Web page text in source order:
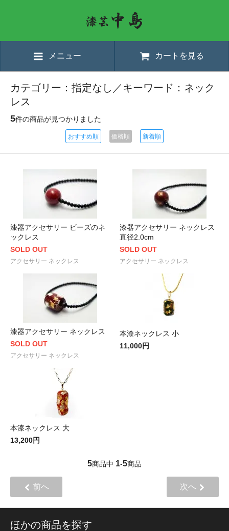
メニュー カートを見る
カテゴリー：指定なし／キーワード：ネック
レス
5件の商品が見つかりました
おすすめ順 価格順 新着順
漆器アクセサリー ビーズのネ
ックレス
SOLD OUT
アクセサリー ネックレス
漆器アクセサリー ネックレス
直径2.0cm
SOLD OUT
アクセサリー ネックレス
漆器アクセサリー ネックレス
SOLD OUT
アクセサリー ネックレス
本漆ネックレス 小
11,000円
本漆ネックレス 大
13,200円
5商品中 1-5商品
前へ 次へ
ほかの商品を探す